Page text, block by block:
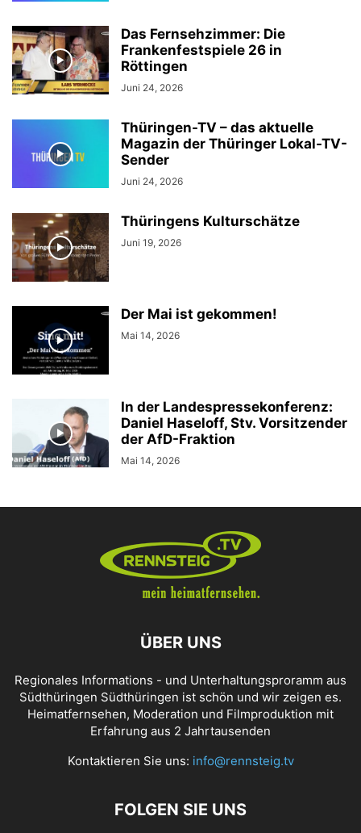
Das Fernsehzimmer: Die
Frankenfestspiele 26 in
Röttingen
Juni 24, 2026
Thüringen-TV – das aktuelle
Magazin der Thüringer Lokal-TV-
Sender
Juni 24, 2026
Thüringens Kulturschätze
Juni 19, 2026
Der Mai ist gekommen!
Mai 14, 2026
In der Landespressekonferenz:
Daniel Haseloff, Stv. Vorsitzender
der AfD-Fraktion
Mai 14, 2026
ÜBER UNS
Regionales Informations - und Unterhaltungsproramm aus
Südthüringen Südthüringen ist schön und wir zeigen es.
Heimatfernsehen, Moderation und Filmproduktion mit
Erfahrung aus 2 Jahrtausenden
Kontaktieren Sie uns: info@rennsteig.tv
FOLGEN SIE UNS